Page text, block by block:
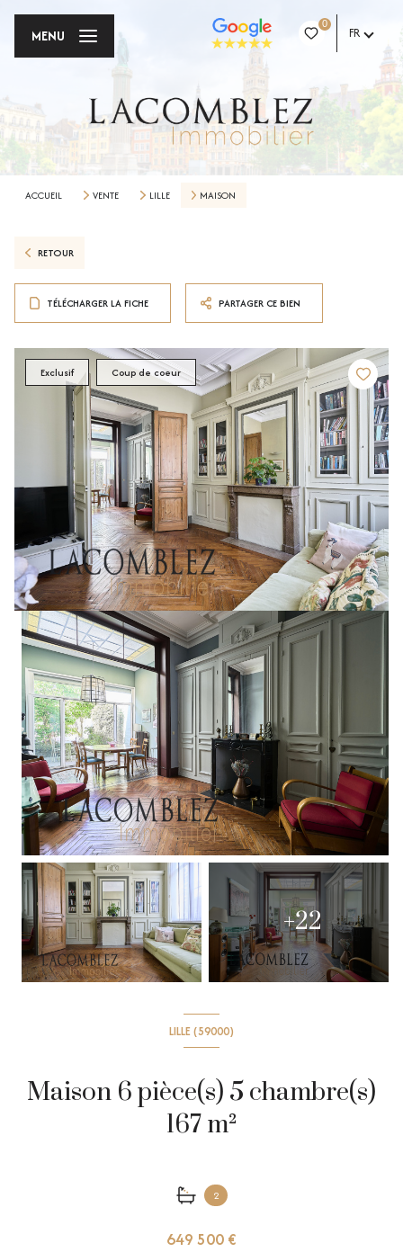
0
FR
MENU
ACCUEIL VENTE LILLE MAISON
RETOUR
TÉLÉCHARGER LA FICHE PARTAGER CE BIEN
Exclusif Coup de coeur
+22
LILLE (59000)
Maison 6 pièce(s) 5 chambre(s)
167 m²
2
649 500 €